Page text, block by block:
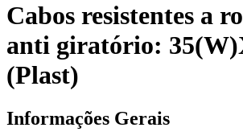
Cabos resistentes a
anti giratório:
(Plast)
Informações Gerais